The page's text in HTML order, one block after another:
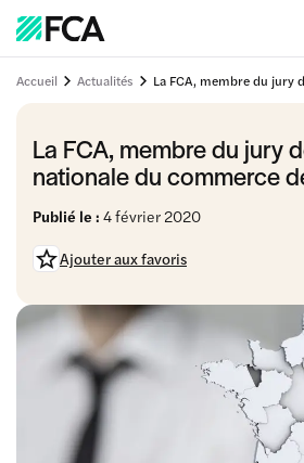
Accueil Actualités
La FCA, membre du jury
nationale du commerce
Publié le : 4 février 2020
Ajouter aux favoris